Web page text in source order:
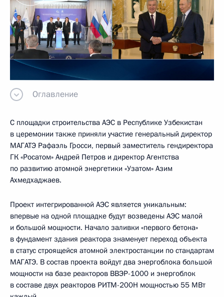
Оглавление
С площадки строительства АЭС в Республике Узбекистан
в церемонии также приняли участие генеральный директор
МАГАТЭ Рафаэль Гросси, первый заместитель гендиректора
ГК «Росатом» Андрей Петров и директор Агентства
по развитию атомной энергетики «Узатом» Азим
Ахмедхаджаев.
Проект интегрированной АЭС является уникальным:
впервые на одной площадке будут возведены АЭС малой
и большой мощности. Начало заливки «первого бетона»
в фундамент здания реактора знаменует переход объекта
в статус строящейся атомной электростанции по стандартам
МАГАТЭ. В состав проекта войдут два энергоблока большой
мощности на базе реакторов ВВЭР-1000 и энергоблок
в составе двух реакторов РИТМ-200Н мощностью 55 МВт